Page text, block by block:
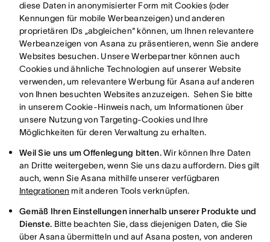
diese Daten in anonymisierter Form mit Cookies (oder
Kennungen für mobile Werbeanzeigen) und anderen
proprietären IDs „abgleichen“ können, um Ihnen relevantere
Werbeanzeigen von Asana zu präsentieren, wenn Sie andere
Websites besuchen. Unsere Werbepartner können auch
Cookies und ähnliche Technologien auf unserer Website
verwenden, um relevantere Werbung für Asana auf anderen
von Ihnen besuchten Websites anzuzeigen. Sehen Sie bitte
in unserem Cookie-Hinweis nach, um Informationen über
unsere Nutzung von Targeting-Cookies und Ihre
Möglichkeiten für deren Verwaltung zu erhalten.
Weil Sie uns um Offenlegung bitten.Wir können Ihre Daten
an Dritte weitergeben, wenn Sie uns dazu auffordern. Dies gilt
auch, wenn Sie Asana mithilfe unserer verfügbaren
Integrationen mit anderen Tools verknüpfen.
Gemäß Ihren Einstellungen innerhalb unserer Produkte und
Dienste. Bitte beachten Sie, dass diejenigen Daten, die Sie
über Asana übermitteln und auf Asana posten, von anderen